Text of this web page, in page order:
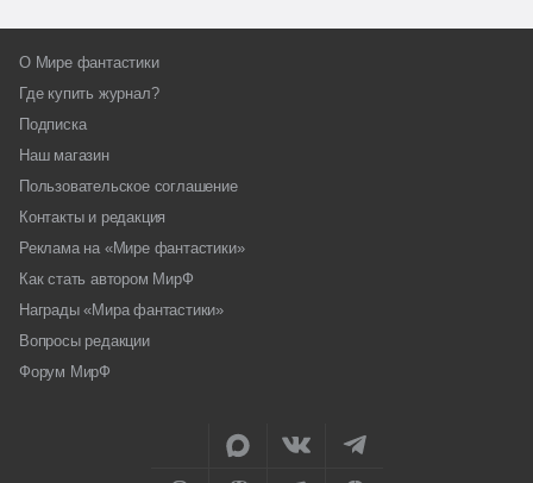
О Мире фантастики
Где купить журнал?
Подписка
Наш магазин
Пользовательское соглашение
Контакты и редакция
Реклама на «Мире фантастики»
Как стать автором МирФ
Награды «Мира фантастики»
Вопросы редакции
Форум МирФ